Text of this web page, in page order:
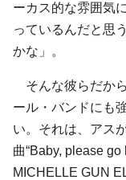
ーカス的な雰囲気
っているんだと思
かな」。
そんな彼らだか
ール・バンドにも
い。それは、アス
曲“Baby, please
MICHELLE GUN